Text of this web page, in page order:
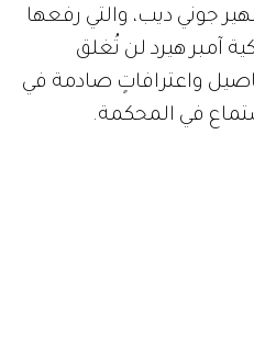
جوني ديب، والتي رفعها
آمبر هيرد لن تُغلق
واعترافاتٍ صادمة في
في المحكمة.